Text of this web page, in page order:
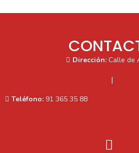
Dirección: Calle de
|
Teléfono: 91 365 35 88